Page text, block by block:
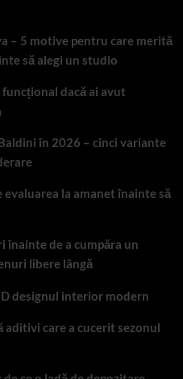
– 5 motive pentru care merită
să alegi un studio
dacă ai avut
în 2026 – cinci variante
la amanet înainte să
înainte de a cumpăra un
libere lângă
designul interior modern
care a cucerit sezonul